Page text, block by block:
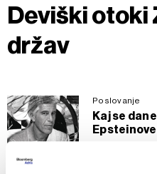
Deviški otoki
držav
Poslovanje
Kaj se